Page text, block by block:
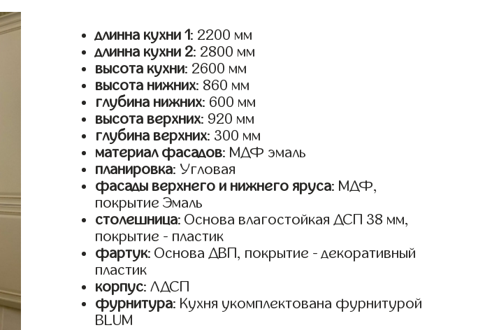
длинна кухни 1: 2200 мм
длинна кухни 2: 2800 мм
высота кухни: 2600 мм
высота нижних: 860 мм
глубина нижних: 600 мм
высота верхних: 920 мм
глубина верхних: 300 мм
материал фасадов: МДФ эмаль
планировка: Угловая
фасады верхнего и нижнего яруса: МДФ,
покрытие Эмаль
столешница: Основа влагостойкая ДСП 38 мм,
покрытие - пластик
фартук: Основа ДВП, покрытие - декоративный
пластик
корпус: ЛДСП
фурнитура: Кухня укомплектована фурнитурой
BLUM